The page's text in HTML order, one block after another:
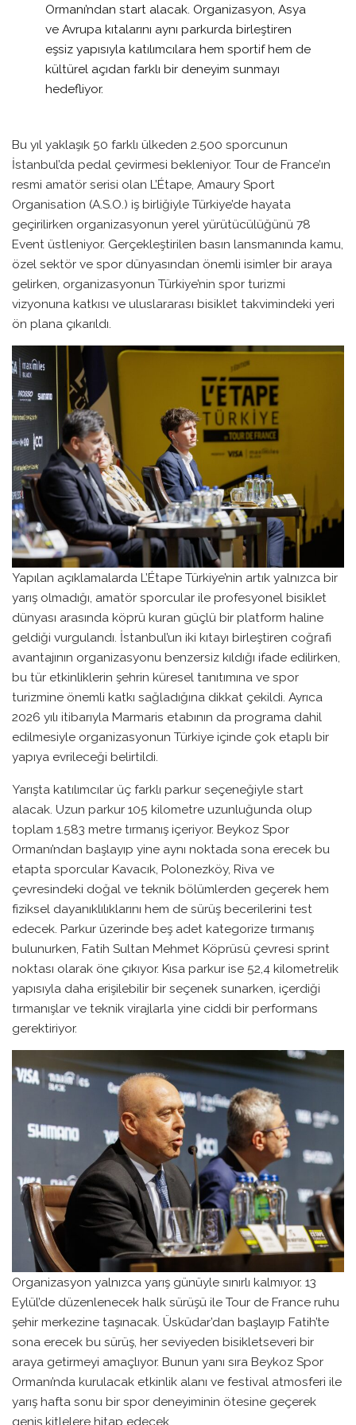
Ormanı’ndan start alacak. Organizasyon, Asya
ve Avrupa kıtalarını aynı parkurda birleştiren
eşsiz yapısıyla katılımcılara hem sportif hem de
kültürel açıdan farklı bir deneyim sunmayı
hedefliyor.
Bu yıl yaklaşık 50 farklı ülkeden 2.500 sporcunun
İstanbul’da pedal çevirmesi bekleniyor. Tour de France’ın
resmi amatör serisi olan L’Étape, Amaury Sport
Organisation (A.S.O.) iş birliğiyle Türkiye’de hayata
geçirilirken organizasyonun yerel yürütücülüğünü 78
Event üstleniyor. Gerçekleştirilen basın lansmanında kamu,
özel sektör ve spor dünyasından önemli isimler bir araya
gelirken, organizasyonun Türkiye’nin spor turizmi
vizyonuna katkısı ve uluslararası bisiklet takvimindeki yeri
ön plana çıkarıldı.
Yapılan açıklamalarda L’Étape Türkiye’nin artık yalnızca bir
yarış olmadığı, amatör sporcular ile profesyonel bisiklet
dünyası arasında köprü kuran güçlü bir platform haline
geldiği vurgulandı. İstanbul’un iki kıtayı birleştiren coğrafi
avantajının organizasyonu benzersiz kıldığı ifade edilirken,
bu tür etkinliklerin şehrin küresel tanıtımına ve spor
turizmine önemli katkı sağladığına dikkat çekildi. Ayrıca
2026 yılı itibarıyla Marmaris etabının da programa dahil
edilmesiyle organizasyonun Türkiye içinde çok etaplı bir
yapıya evrileceği belirtildi.
Yarışta katılımcılar üç farklı parkur seçeneğiyle start
alacak. Uzun parkur 105 kilometre uzunluğunda olup
toplam 1.583 metre tırmanış içeriyor. Beykoz Spor
Ormanı’ndan başlayıp yine aynı noktada sona erecek bu
etapta sporcular Kavacık, Polonezköy, Riva ve
çevresindeki doğal ve teknik bölümlerden geçerek hem
fiziksel dayanıklılıklarını hem de sürüş becerilerini test
edecek. Parkur üzerinde beş adet kategorize tırmanış
bulunurken, Fatih Sultan Mehmet Köprüsü çevresi sprint
noktası olarak öne çıkıyor. Kısa parkur ise 52,4 kilometrelik
yapısıyla daha erişilebilir bir seçenek sunarken, içerdiği
tırmanışlar ve teknik virajlarla yine ciddi bir performans
gerektiriyor.
Organizasyon yalnızca yarış günüyle sınırlı kalmıyor. 13
Eylül’de düzenlenecek halk sürüşü ile Tour de France ruhu
şehir merkezine taşınacak. Üsküdar’dan başlayıp Fatih’te
sona erecek bu sürüş, her seviyeden bisikletseveri bir
araya getirmeyi amaçlıyor. Bunun yanı sıra Beykoz Spor
Ormanı’nda kurulacak etkinlik alanı ve festival atmosferi ile
yarış hafta sonu bir spor deneyiminin ötesine geçerek
geniş kitlelere hitap edecek.